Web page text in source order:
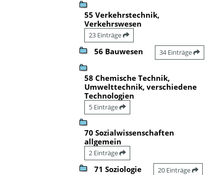
55 Verkehrstechnik,
Verkehrswesen
23 Einträge
56 Bauwesen 34 Einträge
58 Chemische Technik,
Umwelttechnik, verschiedene
Technologien
5 Einträge
70 Sozialwissenschaften
allgemein
2 Einträge
71 Soziologie 20 Einträge